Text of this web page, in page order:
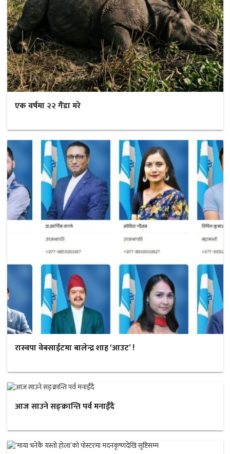
एक वर्षमा २२ गैंडा मरे
रास्वपा वेबसाईटमा बालेन्द्र शाह ‘आउट’ !
आज साउने सङ्क्रान्ति पर्व मनाईँदै